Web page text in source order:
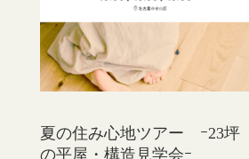
夏の住み心地ツアー ｰ23坪
の平屋・構造見学会ｰ